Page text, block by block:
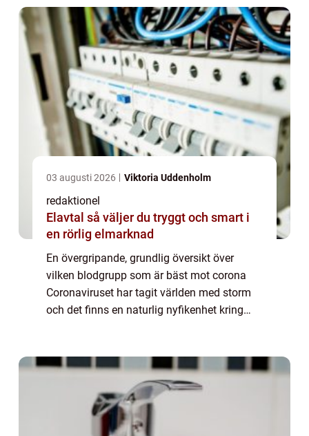
03 augusti 2026 Viktoria Uddenholm
redaktionel
Elavtal så väljer du tryggt och smart i
en rörlig elmarknad
En övergripande, grundlig översikt över
vilken blodgrupp som är bäst mot corona
Coronaviruset har tagit världen med storm
och det finns en naturlig nyfikenhet kring